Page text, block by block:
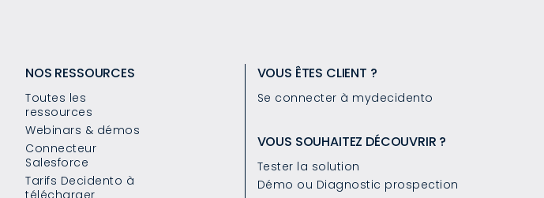
NOS RESSOURCES
Toutes les
ressources
Webinars & démos
Connecteur
Salesforce
Tarifs Decidento à
VOUS ÊTES CLIENT ?
Se connecter à mydecidento
VOUS SOUHAITEZ DÉCOUVRIR ?
Tester la solution
Démo ou Diagnostic prospection